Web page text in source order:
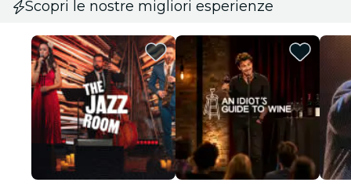
Scopri le nostre migliori esperienze